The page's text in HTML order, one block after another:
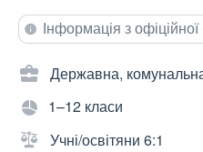
Інформація з
Державна,
1–12 класи
Учні/освітяни 6:1